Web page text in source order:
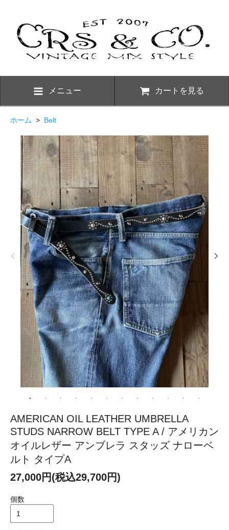
メニュー カートを見る
ホーム > Belt
AMERICAN OIL LEATHER UMBRELLA
STUDS NARROW BELT TYPE A / アメリカン
オイルレザー アンブレラ スタッズ ナローベ
ルト タイプA
27,000円(税込29,700円)
個数